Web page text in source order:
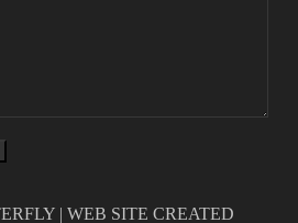
| WEB SITE CREATED